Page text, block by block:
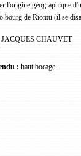
l'origine géographique
bourg de Riomu (il se
JACQUES CHAUVET
: haut bocage